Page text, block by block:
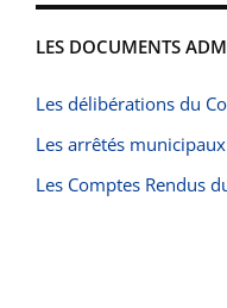
LES DOCUMENTS
Les délibérations du
Les arrêtés municipaux
Les Comptes Rendus